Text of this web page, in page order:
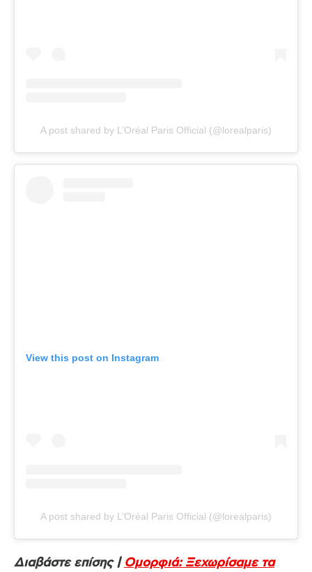
A post shared by L’Oréal Paris Official (@lorealparis)
View this post on Instagram
A post shared by L’Oréal Paris Official (@lorealparis)
Διαβάστε επίσης | Ομορφιά: Ξεχωρίσαμε τα